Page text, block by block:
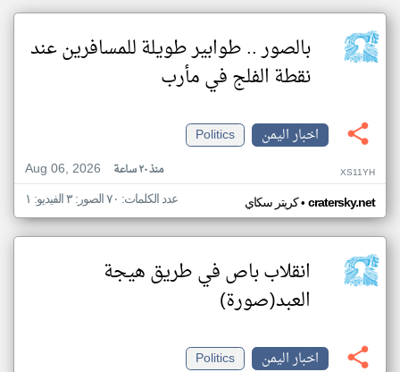
بالصور .. طوابير طويلة للمسافرين عند
نقطة الفلج في مأرب
اخبار اليمن
Politics
Aug 06, 2026
منذ ٢٠ ساعة XS11YH
كريتر سكاي• cratersky.net عدد الكلمات: ٧٠ الصور: ٣ الفيديو: ١
انقلاب باص في طريق هيجة
العبد(صورة)
اخبار اليمن
Politics